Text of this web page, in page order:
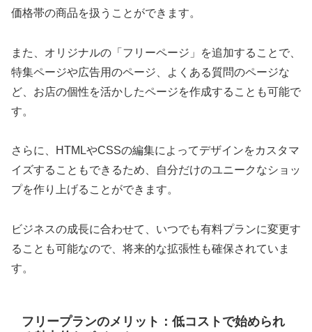
価格帯の商品を扱うことができます。
また、オリジナルの「フリーページ」を追加することで、
特集ページや広告用のページ、よくある質問のページな
ど、お店の個性を活かしたページを作成することも可能で
す。
さらに、HTMLやCSSの編集によってデザインをカスタマ
イズすることもできるため、自分だけのユニークなショッ
プを作り上げることができます。
ビジネスの成長に合わせて、いつでも有料プランに変更す
ることも可能なので、将来的な拡張性も確保されていま
す。
フリープランのメリット：低コストで始められ